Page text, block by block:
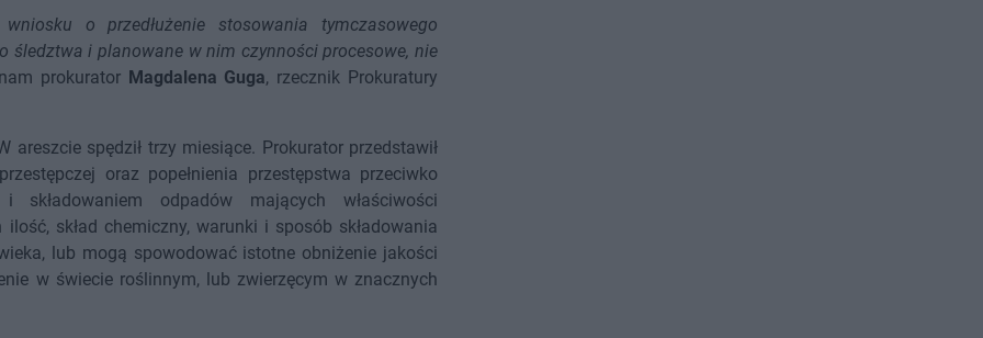
o przedłużenie stosowania tymczasowego
śledztwa i planowane w nim czynności procesowe, nie
prokurator Magdalena Guga, rzecznik Prokuratury
spędził trzy miesiące. Prokurator przedstawił
oraz popełnienia przestępstwa przeciwko
odpadów mających właściwości
skład chemiczny, warunki i sposób składowania
lub mogą spowodować istotne obniżenie jakości
w świecie roślinnym, lub zwierzęcym w znacznych